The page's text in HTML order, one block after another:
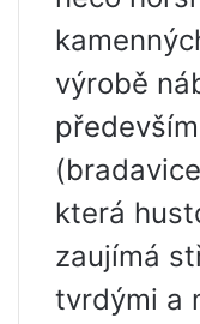
výrobě
která
zaujímá
tvrdými a